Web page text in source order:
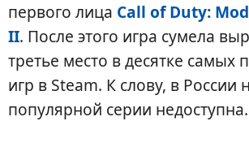
первого лица Call of Duty:
II. После этого игра сумела
третье место в десятке самых
игр в Steam. К слову, в России
популярной серии недоступна.